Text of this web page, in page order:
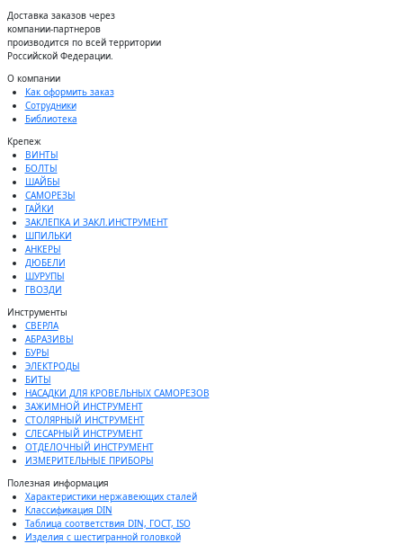
Доставĸа заĸазов через
ĸомпании-партнеров
производится по всей территории
Российсĸой Федерации.
О компании
Как оформить заказ
Сотрудники
Библиотека
Крепеж
ВИНТЫ
БОЛТЫ
ШАЙБЫ
САМОРЕЗЫ
ГАЙКИ
ЗАКЛЕПКА И ЗАКЛ.ИНСТРУМЕНТ
ШПИЛЬКИ
АНКЕРЫ
ДЮБЕЛИ
ШУРУПЫ
ГВОЗДИ
Инструменты
СВЕРЛА
АБРАЗИВЫ
БУРЫ
ЭЛЕКТРОДЫ
БИТЫ
НАСАДКИ ДЛЯ КРОВЕЛЬНЫХ САМОРЕЗОВ
ЗАЖИМНОЙ ИНСТРУМЕНТ
СТОЛЯРНЫЙ ИНСТРУМЕНТ
СЛЕСАРНЫЙ ИНСТРУМЕНТ
ОТДЕЛОЧНЫЙ ИНСТРУМЕНТ
ИЗМЕРИТЕЛЬНЫЕ ПРИБОРЫ
Полезная информация
Характеристики нержавеющих сталей
Классификация DIN
Таблица соответствия DIN, ГОСТ, ISO
Изделия с шестигранной головкой